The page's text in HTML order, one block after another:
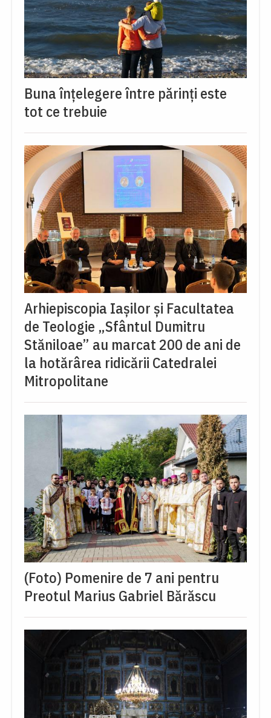
Buna înțelegere între părinți este
tot ce trebuie
Arhiepiscopia Iașilor și Facultatea
de Teologie „Sfântul Dumitru
Stăniloae” au marcat 200 de ani de
la hotărârea ridicării Catedralei
Mitropolitane
(Foto) Pomenire de 7 ani pentru
Preotul Marius Gabriel Bărăscu